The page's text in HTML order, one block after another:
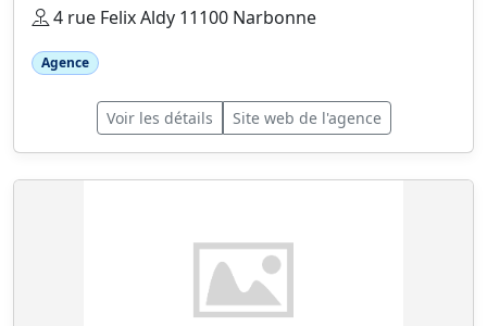
4 rue Felix Aldy 11100 Narbonne
Agence
Voir les détails Site web de l'agence